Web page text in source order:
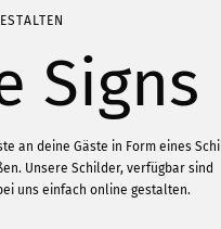
Signs
an deine Gäste in Form eines
Unsere Schilder, verfügbar sind
uns einfach online gestalten.